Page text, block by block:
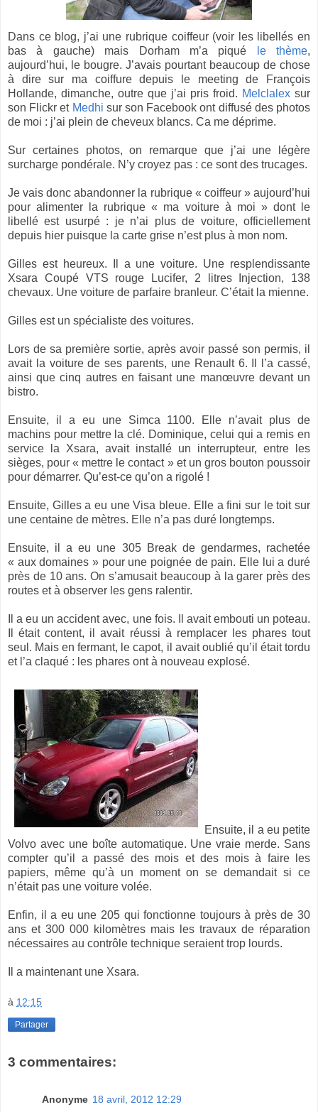
Dans ce blog, j’ai une rubrique coiffeur (voir les libellés en
bas à gauche) mais Dorham m’a piqué
le thème,
aujourd’hui, le bougre. J’avais pourtant beaucoup de chose
à dire sur ma coiffure depuis le meeting de François
Hollande, dimanche, outre que j’ai pris froid. Melclalex sur
son Flickr et Medhi sur son Facebook ont diffusé des photos
de moi : j’ai plein de cheveux blancs. Ca me déprime.
Sur certaines photos, on remarque que j’ai une légère
surcharge pondérale. N’y croyez pas : ce sont des trucages.
Je vais donc abandonner la rubrique « coiffeur » aujourd’hui
pour alimenter la rubrique « ma voiture à moi » dont le
libellé est usurpé : je n’ai plus de voiture, officiellement
depuis hier puisque la carte grise n’est plus à mon nom.
Gilles est heureux. Il a une voiture. Une resplendissante
Xsara Coupé VTS rouge Lucifer, 2 litres Injection, 138
chevaux. Une voiture de parfaire branleur. C’était la mienne.
Gilles est un spécialiste des voitures.
Lors de sa première sortie, après avoir passé son permis, il
avait la voiture de ses parents, une Renault 6. Il l’a cassé,
ainsi que cinq autres en faisant une manœuvre devant un
bistro.
Ensuite, il a eu une Simca 1100. Elle n’avait plus de
machins pour mettre la clé. Dominique, celui qui a remis en
service la Xsara, avait installé un interrupteur, entre les
sièges, pour « mettre le contact » et un gros bouton poussoir
pour démarrer. Qu’est-ce qu’on a rigolé !
Ensuite, Gilles a eu une Visa bleue. Elle a fini sur le toit sur
une centaine de mètres. Elle n’a pas duré longtemps.
Ensuite, il a eu une 305 Break de gendarmes, rachetée
« aux domaines » pour une poignée de pain. Elle lui a duré
près de 10 ans. On s’amusait beaucoup à la garer près des
routes et à observer les gens ralentir.
Il a eu un accident avec, une fois. Il avait embouti un poteau.
Il était content, il avait réussi à remplacer les phares tout
seul. Mais en fermant, le capot, il avait oublié qu’il était tordu
et l’a claqué : les phares ont à nouveau explosé.
Ensuite, il a eu petite
Volvo avec une boîte automatique. Une vraie merde. Sans
compter qu’il a passé des mois et des mois à faire les
papiers, même qu’à un moment on se demandait si ce
n’était pas une voiture volée.
Enfin, il a eu une 205 qui fonctionne toujours à près de 30
ans et 300 000 kilomètres mais les travaux de réparation
nécessaires au contrôle technique seraient trop lourds.
Il a maintenant une Xsara.
à 12:15
Partager
3 commentaires:
Anonyme 18 avril, 2012 12:29